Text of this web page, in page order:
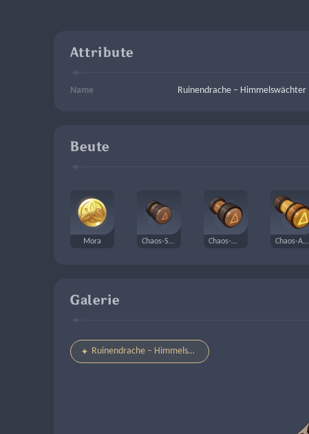
Attribute
Name Ruinendrache – Himmelswächter
Beute
Mora Chaos-Speicher Chaos-Modul Chaos-Anker
Galerie
Ruinendrache – Himmelswächter